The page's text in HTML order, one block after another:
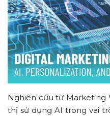
Nghiên cứu từ Marketing
thị sử dụng AI trong vai